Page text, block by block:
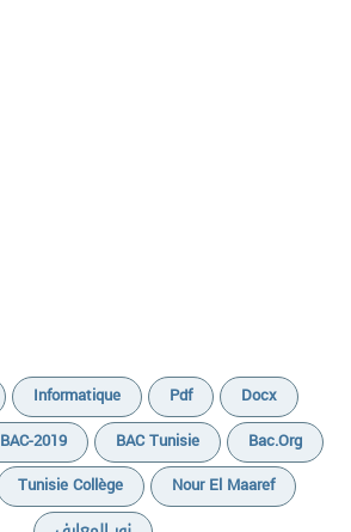
Informatique Pdf
Docx
BAC-2019 BAC Tunisie
Bac.org
Tunisie Collège
Nour El Maaref